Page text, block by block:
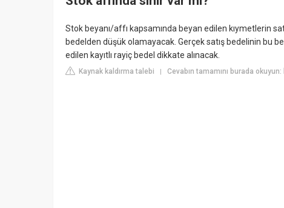
Stok beyanı/affı kapsamında beyan edilen kıymetlerin
bedelden düşük olamayacak. Gerçek satış bedelinin bu
edilen kayıtlı rayiç bedel dikkate alınacak.
Kaynak kaldırma talebi | Cevabın tamamını burada